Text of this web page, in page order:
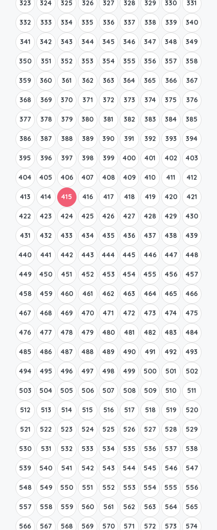
323 324 325 326 327 328 329 330 331
332 333 334 335 336 337 338 339 340
341 342 343 344 345 346 347 348 349
350 351 352 353 354 355 356 357 358
359 360 361 362 363 364 365 366 367
368 369 370 371 372 373 374 375 376
377 378 379 380 381 382 383 384 385
386 387 388 389 390 391 392 393 394
395 396 397 398 399 400 401 402 403
404 405 406 407 408 409 410 411 412
413 414 415 416 417 418 419 420 421
422 423 424 425 426 427 428 429 430
431 432 433 434 435 436 437 438 439
440 441 442 443 444 445 446 447 448
449 450 451 452 453 454 455 456 457
458 459 460 461 462 463 464 465 466
467 468 469 470 471 472 473 474 475
476 477 478 479 480 481 482 483 484
485 486 487 488 489 490 491 492 493
494 495 496 497 498 499 500 501 502
503 504 505 506 507 508 509 510 511
512 513 514 515 516 517 518 519 520
521 522 523 524 525 526 527 528 529
530 531 532 533 534 535 536 537 538
539 540 541 542 543 544 545 546 547
548 549 550 551 552 553 554 555 556
557 558 559 560 561 562 563 564 565
566 567 568 569 570 571 572 573 574